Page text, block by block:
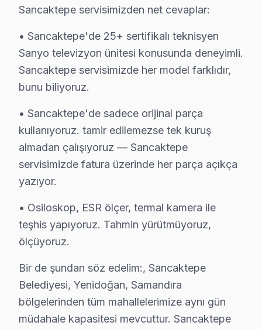
Sancaktepe Servis İstatistikleri
· Sancaktepe'de480+
Sanyo TV tamiri
· Müşteri memnuniyeti
· Ortalama tamir süresi: 1–2 iş günü
· Tüm işlemler2 yıl garantili
Bu sayfayla ilgili hizmet sayfaları:
↑ Sanyo Servis Ana Sayfası
↑ Sancaktepe TV Servis Merkezi
Sancaktepe Yakın İlçelerde Sanyo Servisi
· Çekmeköy Sanyo
· Kadıköy Sanyo
· Kartal Sanyo
· Maltepe Sanyo
Sancaktepe servisimizden net cevaplar:
• Sancaktepe'de 25+ sertifikalı teknisyen
Sanyo televizyon ünitesi konusunda deneyimli.
Sancaktepe servisimizde her model farklıdır,
bunu biliyoruz.
• Sancaktepe'de sadece orijinal parça
kullanıyoruz. tamir edilemezse tek kuruş
almadan çalışıyoruz — Sancaktepe
servisimizde fatura üzerinde her parça açıkça
yazıyor.
• Osiloskop, ESR ölçer, termal kamera ile
teşhis yapıyoruz. Tahmin yürütmüyoruz,
ölçüyoruz.
Bir de şundan söz edelim:, Sancaktepe
Belediyesi, Yenidoğan, Samandıra
bölgelerinden tüm mahallelerimize aynı gün
müdahale kapasitesi mevcuttur. Sancaktepe